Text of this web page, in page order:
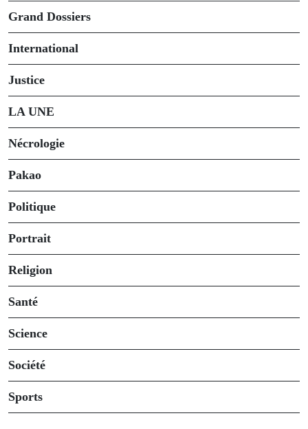
Grand Dossiers
International
Justice
LA UNE
Nécrologie
Pakao
Politique
Portrait
Religion
Santé
Science
Société
Sports